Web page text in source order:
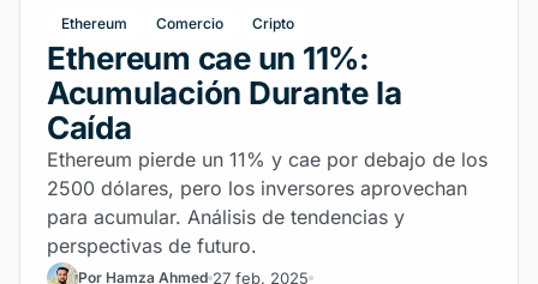
Ethereum Comercio Cripto
Ethereum cae un 11%:
Acumulación Durante la
Caída
Ethereum pierde un 11% y cae por debajo de los
2500 dólares, pero los inversores aprovechan
para acumular. Análisis de tendencias y
perspectivas de futuro.
Por Hamza Ahmed 27 feb. 2025